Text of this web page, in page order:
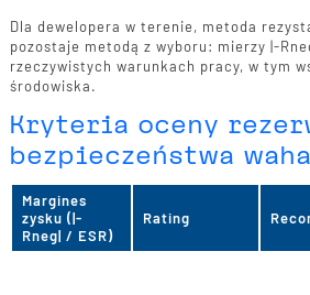
Dla dewelopera w terenie, metoda
pozostaje metodą z wyboru: mierzy |-
rzeczywistych warunkach pracy, w tym
środowiska.
Kryteria oceny
bezpieczeństwa
Margines
zysku (|-
Rneg| / ESR)
Rating